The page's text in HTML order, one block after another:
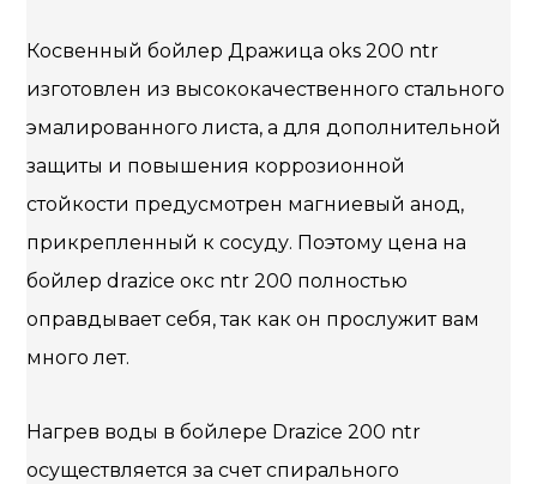
Косвенный бойлер Дражица oks 200 ntr
изготовлен из высококачественного стального
эмалированного листа, а для дополнительной
защиты и повышения коррозионной
стойкости предусмотрен магниевый анод,
прикрепленный к сосуду. Поэтому цена на
бойлер drazice окс ntr 200 полностью
оправдывает себя, так как он прослужит вам
много лет.
Нагрев воды в бойлере Drazice 200 ntr
осуществляется за счет спирального